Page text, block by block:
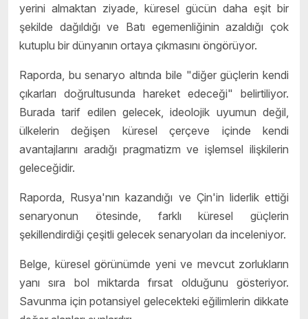
yerini almaktan ziyade, küresel gücün daha eşit bir
şekilde dağıldığı ve Batı egemenliğinin azaldığı çok
kutuplu bir dünyanın ortaya çıkmasını öngörüyor.
Raporda, bu senaryo altında bile "diğer güçlerin kendi
çıkarları doğrultusunda hareket edeceği" belirtiliyor.
Burada tarif edilen gelecek, ideolojik uyumun değil,
ülkelerin değişen küresel çerçeve içinde kendi
avantajlarını aradığı pragmatizm ve işlemsel ilişkilerin
geleceğidir.
Raporda, Rusya'nın kazandığı ve Çin'in liderlik ettiği
senaryonun ötesinde, farklı küresel güçlerin
şekillendirdiği çeşitli gelecek senaryoları da inceleniyor.
Belge, küresel görünümde yeni ve mevcut zorlukların
yanı sıra bol miktarda fırsat olduğunu gösteriyor.
Savunma için potansiyel gelecekteki eğilimlerin dikkate